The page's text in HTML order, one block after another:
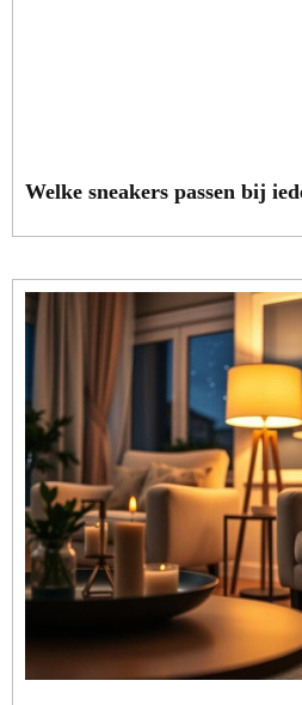
Welke sneakers passen bij